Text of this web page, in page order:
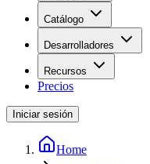
Catálogo
Desarrolladores
Recursos
Precios
Iniciar sesión
Home